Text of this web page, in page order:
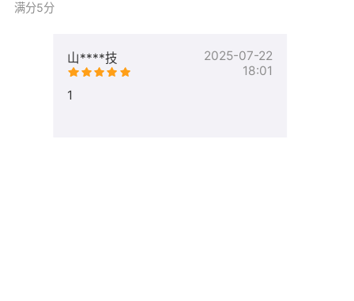
满分5分
山****技
2025-07-22
18:01
1